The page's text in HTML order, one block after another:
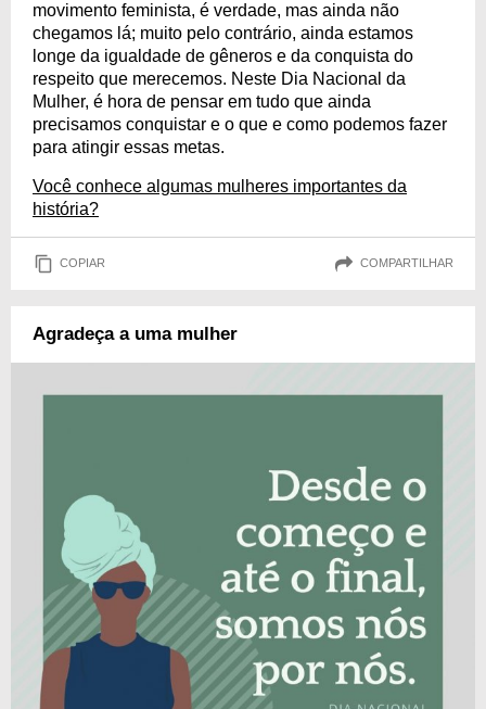
movimento feminista, é verdade, mas ainda não
chegamos lá; muito pelo contrário, ainda estamos
longe da igualdade de gêneros e da conquista do
respeito que merecemos. Neste Dia Nacional da
Mulher, é hora de pensar em tudo que ainda
precisamos conquistar e o que e como podemos fazer
para atingir essas metas.
Você conhece algumas mulheres importantes da
história?
COPIAR COMPARTILHAR
Agradeça a uma mulher